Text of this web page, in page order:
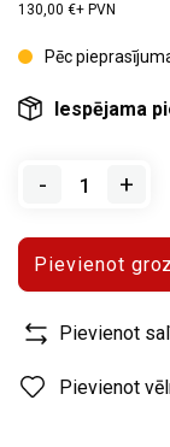
130,00 €+ PVN
Pēc
Iespējama
- +
Pievienot
Pievienot
Pievienot